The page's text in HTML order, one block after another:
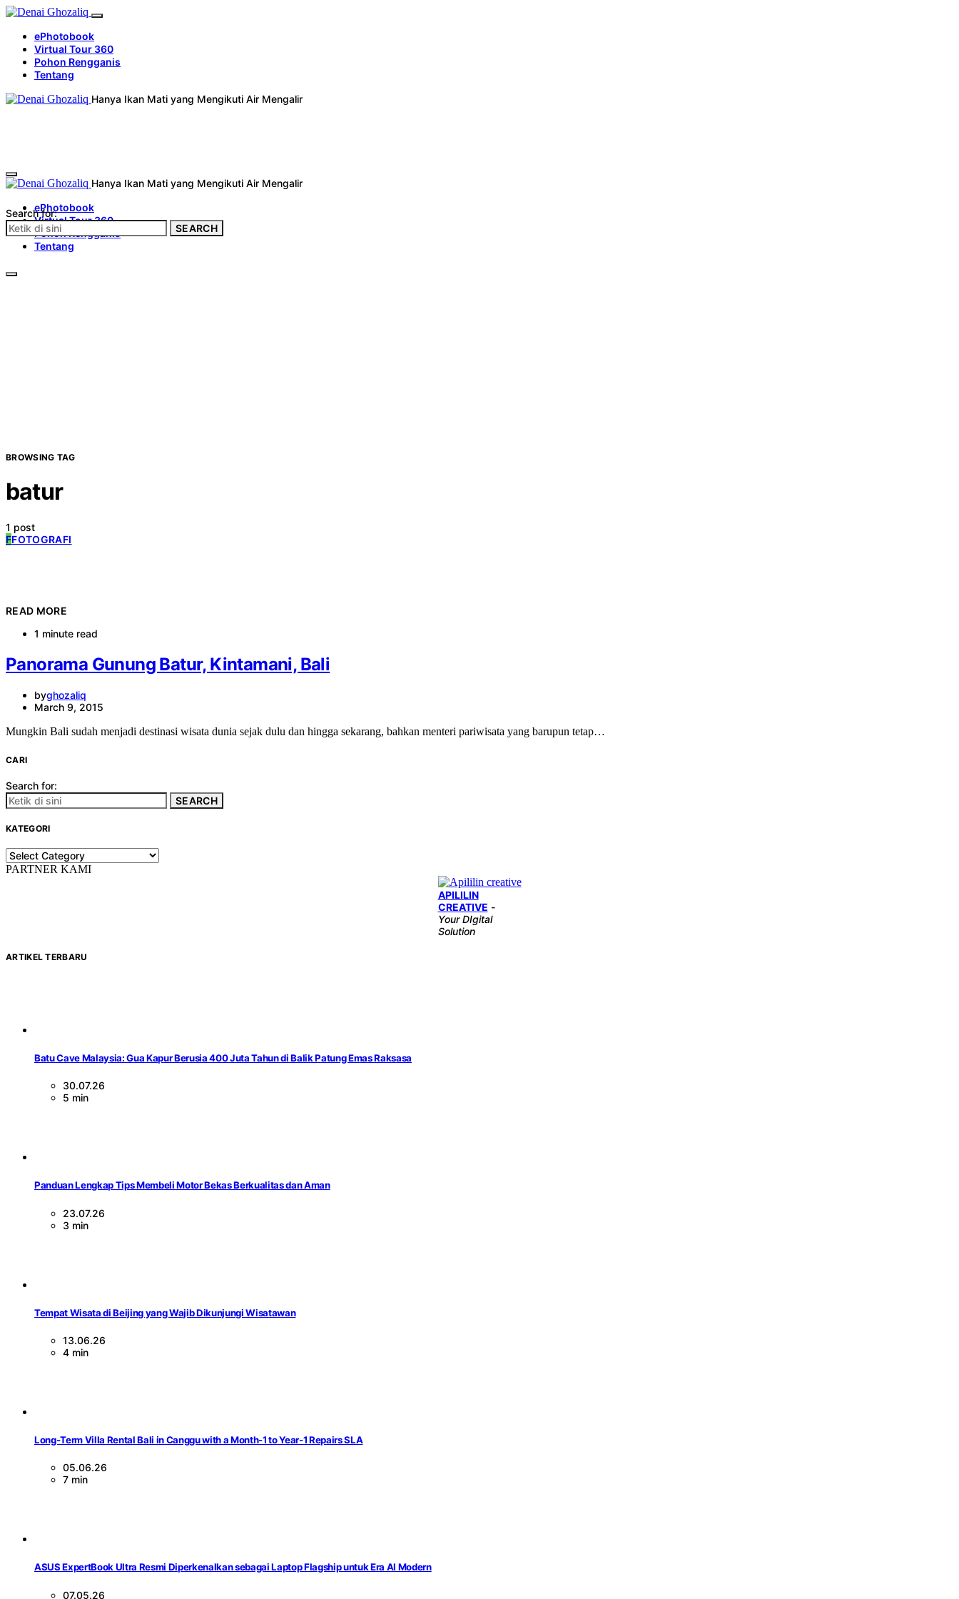
ePhotobook
Virtual Tour 360
Pohon Rengganis
Tentang
Hanya Ikan Mati yang Mengikuti Air Mengalir
Hanya Ikan Mati yang Mengikuti Air Mengalir
ePhotobook
Virtual Tour 360
Pohon Rengganis
Tentang
Search for:
SEARCH
BROWSING TAG
batur
1 post
FFOTOGRAFI
READ MORE
1 minute read
Panorama Gunung Batur, Kintamani, Bali
byghozaliq
March 9, 2015
Mungkin Bali sudah menjadi destinasi wisata dunia sejak dulu dan hingga sekarang, bahkan menteri pariwisata yang barupun tetap…
CARI
Search for:
SEARCH
KATEGORI
KATEGORI
PARTNER KAMI
APILILIN
CREATIVE -
Your DIgital
Solution
ARTIKEL TERBARU
Batu Cave Malaysia: Gua Kapur Berusia 400 Juta Tahun di Balik Patung Emas Raksasa
30.07.26
5 min
Panduan Lengkap Tips Membeli Motor Bekas Berkualitas dan Aman
23.07.26
3 min
Tempat Wisata di Beijing yang Wajib Dikunjungi Wisatawan
13.06.26
4 min
Long-Term Villa Rental Bali in Canggu with a Month-1 to Year-1 Repairs SLA
05.06.26
7 min
ASUS ExpertBook Ultra Resmi Diperkenalkan sebagai Laptop Flagship untuk Era AI Modern
07.05.26